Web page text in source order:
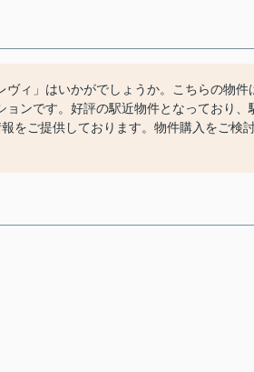
ィ」はいかがでしょうか。こちらの物件
ンです。好評の駅近物件となっており、
をご提供しております。物件購入をご検